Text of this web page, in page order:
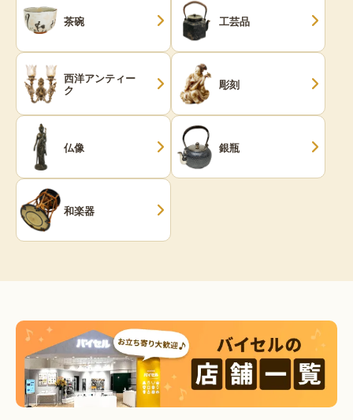
茶碗 工芸品
西洋アンティー
ク 彫刻
仏像 銀瓶
和楽器